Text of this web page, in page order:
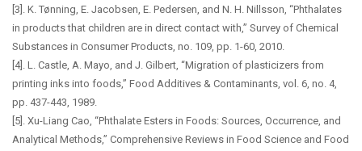
[3]. K. Tønning, E. Jacobsen, E. Pedersen, and N. H. Nillsson, “Phthalates
in products that children are in direct contact with,” Survey of Chemical
Substances in Consumer Products, no. 109, pp. 1-60, 2010.
[4]. L. Castle, A. Mayo, and J. Gilbert, “Migration of plasticizers from
printing inks into foods,” Food Additives & Contaminants, vol. 6, no. 4,
pp. 437-443, 1989.
[5]. Xu-Liang Cao, “Phthalate Esters in Foods: Sources, Occurrence, and
Analytical Methods,” Comprehensive Reviews in Food Science and Food